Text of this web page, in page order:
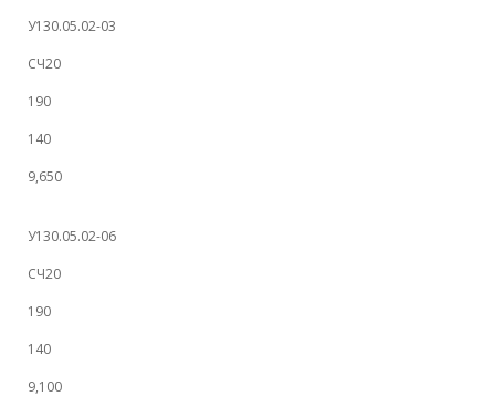
У130.05.02-03
СЧ20
190
140
9,650
У130.05.02-06
СЧ20
190
140
9,100